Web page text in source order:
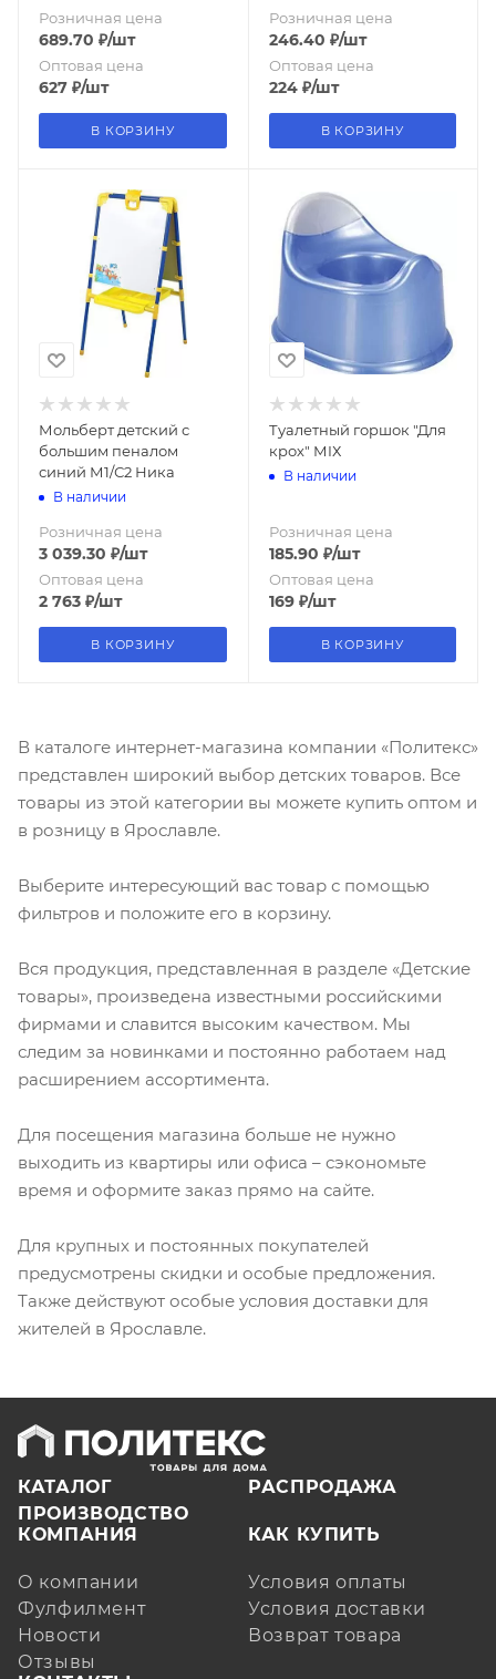
Розничная цена
689.70 ₽/шт
Оптовая цена
627 ₽/шт
В КОРЗИНУ
Розничная цена
246.40 ₽/шт
Оптовая цена
224₽/шт
В КОРЗИНУ
Мольберт детский с
большим пеналом
синий М1/С2 Ника
В наличии
Розничная цена
3 039.30 ₽/шт
Оптовая цена
2 763 ₽/шт
В КОРЗИНУ
Туалетный горшок "Для
крох" МIХ
В наличии
Розничная цена
185.90 ₽/шт
Оптовая цена
169₽/шт
В КОРЗИНУ
В каталоге интернет-магазина компании «Политекс»
представлен широкий выбор детских товаров. Все
товары из этой категории вы можете купить оптом и
в розницу в Ярославле.
Выберите интересующий вас товар с помощью
фильтров и положите его в корзину.
Вся продукция, представленная в разделе «Детские
товары», произведена известными российскими
фирмами и славится высоким качеством. Мы
следим за новинками и постоянно работаем над
расширением ассортимента.
Для посещения магазина больше не нужно
выходить из квартиры или офиса – сэкономьте
время и оформите заказ прямо на сайте.
Для крупных и постоянных покупателей
предусмотрены скидки и особые предложения.
Также действуют особые условия доставки для
жителей в Ярославле.
КАТАЛОГ
РАСПРОДАЖА
ПРОИЗВОДСТВО
КОМПАНИЯ
О компании
Фулфилмент
Новости
Отзывы
КАК КУПИТЬ
Условия оплаты
Условия доставки
Возврат товара